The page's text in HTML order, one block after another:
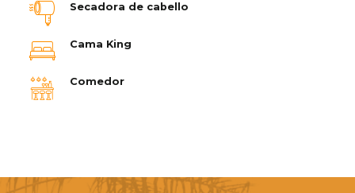
Secadora de cabello
Cama King
Comedor